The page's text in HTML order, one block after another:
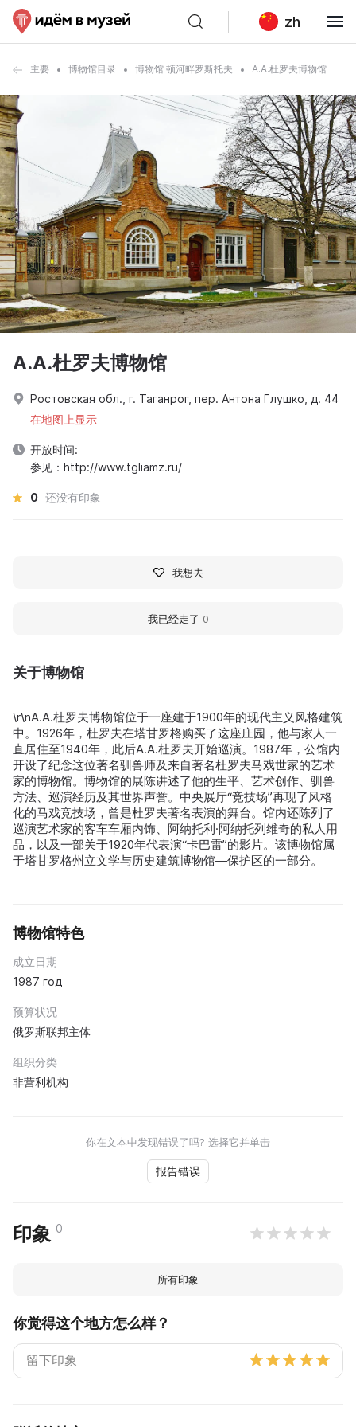
zh
主要 博物馆目录 博物馆 顿河畔罗斯托夫 A.A.杜罗夫博物馆
关于博物馆
\r\nA.A.杜罗夫博物馆位于一座建于1900年的现代主义风格建筑
中。1926年，杜罗夫在塔甘罗格购买了这座庄园，他与家人一
直居住至1940年，此后A.A.杜罗夫开始巡演。1987年，公馆内
开设了纪念这位著名驯兽师及来自著名杜罗夫马戏世家的艺术
家的博物馆。博物馆的展陈讲述了他的生平、艺术创作、驯兽
方法、巡演经历及其世界声誉。中央展厅“竞技场”再现了风格
化的马戏竞技场，曾是杜罗夫著名表演的舞台。馆内还陈列了
巡演艺术家的客车车厢内饰、阿纳托利·阿纳托列维奇的私人用
品，以及一部关于1920年代表演“卡巴雷”的影片。该博物馆属
于塔甘罗格州立文学与历史建筑博物馆—保护区的一部分。
博物馆特色
成立日期
1987 год
预算状况
俄罗斯联邦主体
组织分类
非营利机构
你在文本中发现错误了吗? 选择它并单击
报告错误
印象 0
所有印象
你觉得这个地方怎么样？
A.A.杜罗夫博物馆
Ростовская обл., г. Таганрог, пер. Антона Глушко, д. 44
在地图上显示
开放时间:
参见：http://www.tgliamz.ru/
0 还没有印象
我想去
我已经走了 0